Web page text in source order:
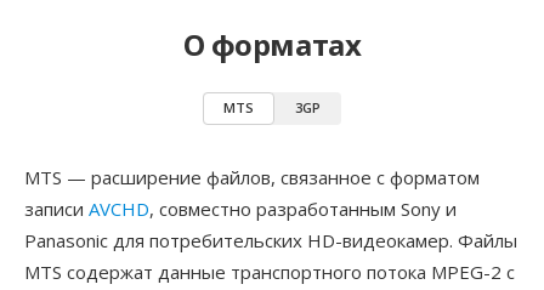
О форматах
MTS 3GP
MTS — расширение файлов, связанное с форматом
записи AVCHD, совместно разработанным Sony и
Panasonic для потребительских HD-видеокамер. Файлы
MTS содержат данные транспортного потока MPEG-2 с